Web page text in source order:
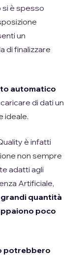
si è spesso
un
di finalizzare
automatico
di dati un
ideale.
è infatti
non sempre
adatti agli
Artificiale,
grandi quantità
poco
potrebbero